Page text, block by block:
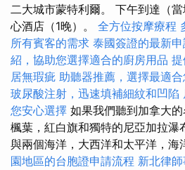
二大城市蒙特利爾。 下午到達（
心酒店（1晚）。 全方位按摩療程
所有賓客的需求 泰國簽證的最新
紹，協助您選擇適合的廚房用品
居無瑕疵 助聽器推薦，選擇最適
玻尿酸注射，迅速填補細紋和凹陷
您安心選擇 如果我們聽到加拿大
楓葉，紅白旗和獨特的尼亞加拉瀑
與兩個海洋，大西洋和太平洋，海
園地區的台胞證申請流程 新北律